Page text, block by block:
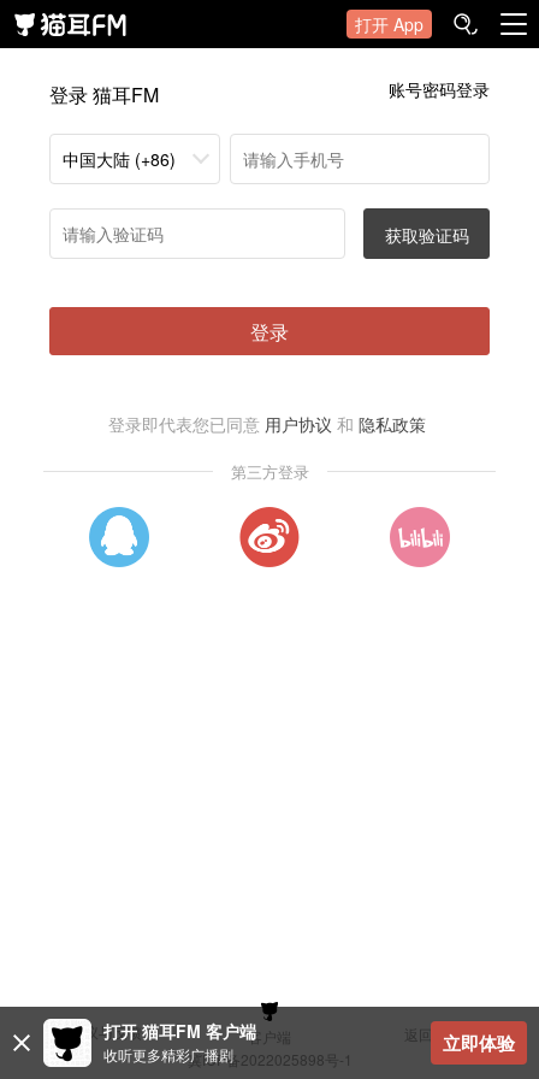
打开 App
登录 猫耳FM 账号密码登录
中国大陆 (+86)
获取验证码
登录
登录即代表您已同意 用户协议 和 隐私政策
第三方登录
建议与反馈 客户端
返回顶部
冀ICP备2022025898号-1
打开 猫耳FM 客户端
收听更多精彩广播剧 立即体验